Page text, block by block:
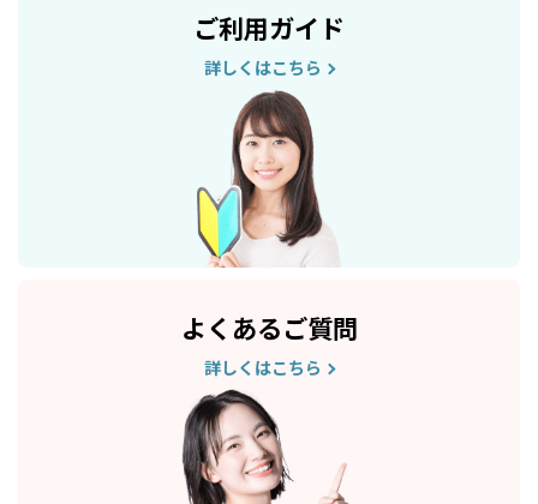
ご利用ガイド
詳しくはこちら
よくあるご質問
詳しくはこちら